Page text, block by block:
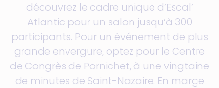
découvrez le cadre unique d’Escal’
Atlantic pour un salon jusqu’à 300
participants. Pour un événement de plus
grande envergure, optez pour le Centre
de Congrès de Pornichet, à une vingtaine
de minutes de Saint-Nazaire. En marge